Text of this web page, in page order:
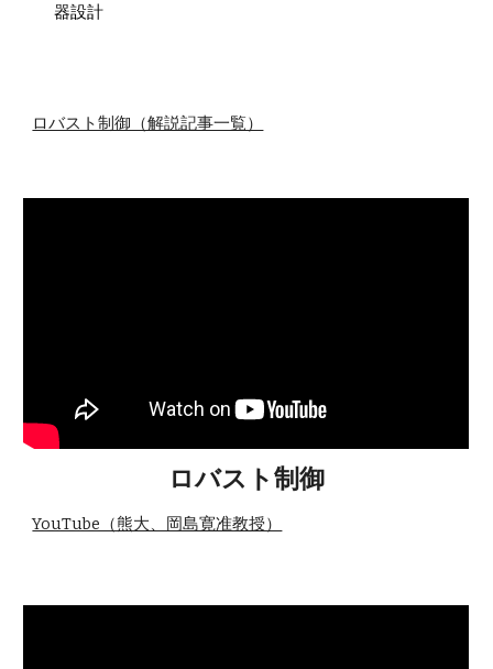
器設計
ロバスト制御（解説記事一覧）
ロバスト制御
YouTube（熊大、岡島寛准教授）